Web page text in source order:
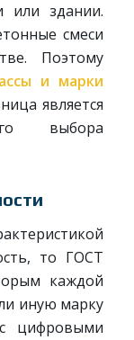
или здании.
смеси
Поэтому
и марки
является
выбора
то ГОСТ
каждой
иную марку
цифровыми